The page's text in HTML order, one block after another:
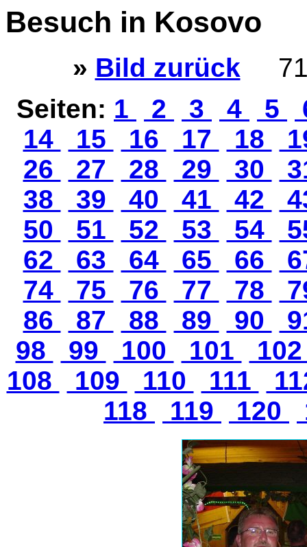
Besuch in Kosovo
» Bild zurück
Seiten: 1 2 3 4 5
14
15 16 17 18
26
27 28 29 30
38
39 40 41 42
50
51 52 53 54
62
63 64 65 66
74
75 76 77 78
86
87 88 89 90
98
99 100 101
108
109 110 111
118
119 120